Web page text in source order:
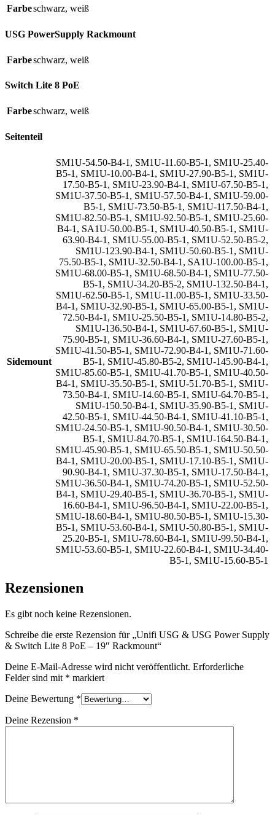
Farbeschwarz, weiß
USG PowerSupply Rackmount
Farbeschwarz, weiß
Switch Lite 8 PoE
Farbeschwarz, weiß
Seitenteil
Sidemount
SM1U-54.50-B4-1 , SM1U-11.60-B5-1 , SM1U-25.40-
B5-1 , SM1U-10.00-B4-1 , SM1U-27.90-B5-1 , SM1U-
17.50-B5-1 , SM1U-23.90-B4-1 , SM1U-67.50-B5-1 ,
SM1U-37.50-B5-1 , SM1U-57.50-B4-1 , SM1U-59.00-
B5-1 , SM1U-73.50-B5-1 , SM1U-117.50-B4-1 ,
SM1U-82.50-B5-1 , SM1U-92.50-B5-1 , SM1U-25.60-
B4-1 , SA1U-50.00-B5-1 , SM1U-40.50-B5-1 , SM1U-
63.90-B4-1 , SM1U-55.00-B5-1 , SM1U-52.50-B5-2,
SM1U-123.90-B4-1 , SM1U-50.60-B5-1 , SM1U-
75.50-B5-1 , SM1U-32.50-B4-1 , SA1U-100.00-B5-1 ,
SM1U-68.00-B5-1 , SM1U-68.50-B4-1 , SM1U-77.50-
B5-1 , SM1U-34.20-B5-2, SM1U-132.50-B4-1 ,
SM1U-62.50-B5-1 , SM1U-11.00-B5-1 , SM1U-33.50-
B4-1 , SM1U-32.90-B5-1 , SM1U-65.00-B5-1 , SM1U-
72.50-B4-1 , SM1U-25.50-B5-1 , SM1U-14.80-B5-2,
SM1U-136.50-B4-1 , SM1U-67.60-B5-1 , SM1U-
75.90-B5-1 , SM1U-36.60-B4-1 , SM1U-27.60-B5-1 ,
SM1U-41.50-B5-1 , SM1U-72.90-B4-1 , SM1U-71.60-
B5-1 , SM1U-45.80-B5-2, SM1U-145.90-B4-1 ,
SM1U-85.60-B5-1 , SM1U-41.70-B5-1 , SM1U-40.50-
B4-1 , SM1U-35.50-B5-1 , SM1U-51.70-B5-1 , SM1U-
73.50-B4-1 , SM1U-14.60-B5-1 , SM1U-64.70-B5-1 ,
SM1U-150.50-B4-1 , SM1U-35.90-B5-1 , SM1U-
42.50-B5-1 , SM1U-44.50-B4-1 , SM1U-41.10-B5-1 ,
SM1U-24.50-B5-1 , SM1U-90.50-B4-1 , SM1U-30.50-
B5-1 , SM1U-84.70-B5-1 , SM1U-164.50-B4-1 ,
SM1U-45.90-B5-1 , SM1U-65.50-B5-1 , SM1U-50.50-
B4-1 , SM1U-20.00-B5-1 , SM1U-17.10-B5-1 , SM1U-
90.90-B4-1 , SM1U-37.30-B5-1 , SM1U-17.50-B4-1 ,
SM1U-36.50-B4-1 , SM1U-74.20-B5-1 , SM1U-52.50-
B4-1 , SM1U-29.40-B5-1 , SM1U-36.70-B5-1 , SM1U-
16.60-B4-1 , SM1U-96.50-B4-1 , SM1U-22.00-B5-1 ,
SM1U-18.60-B4-1 , SM1U-80.50-B5-1 , SM1U-15.30-
B5-1 , SM1U-53.60-B4-1 , SM1U-50.80-B5-1 , SM1U-
25.20-B5-1 , SM1U-78.60-B4-1 , SM1U-99.50-B4-1 ,
SM1U-53.60-B5-1 , SM1U-22.60-B4-1 , SM1U-34.40-
B5-1 , SM1U-15.60-B5-1
Rezensionen
Es gibt noch keine Rezensionen.
Schreibe die erste Rezension für „Unifi USG & USG Power Supply
& Switch Lite 8 PoE – 19″ Rackmount“
Deine E-Mail-Adresse wird nicht veröffentlicht. Erforderliche
Felder sind mit * markiert
Deine Bewertung *
Deine Rezension *